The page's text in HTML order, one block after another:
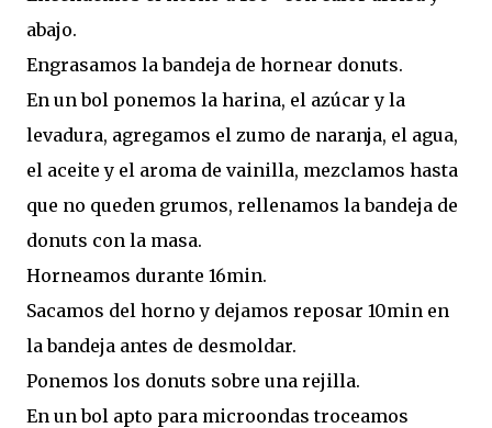
abajo.
Engrasamos la bandeja de hornear donuts.
En un bol ponemos la harina, el azúcar y la
levadura, agregamos el zumo de naranja, el agua,
el aceite y el aroma de vainilla, mezclamos hasta
que no queden grumos, rellenamos la bandeja de
donuts con la masa.
Horneamos durante 16min.
Sacamos del horno y dejamos reposar 10min en
la bandeja antes de desmoldar.
Ponemos los donuts sobre una rejilla.
En un bol apto para microondas troceamos